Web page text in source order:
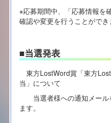
※応募期間中、「応募情報を
確認や変更を行うことができ
■当選発表
東方LostWord賞「東方
当」について
当選者様への通知メール
ます。